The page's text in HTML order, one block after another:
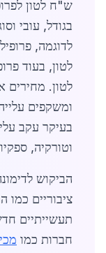
ש"ח לטון
בגודל, עובי
בעיקר עקב
וטורקיה,
הביקוש
תעשייתיים
חברות כמו